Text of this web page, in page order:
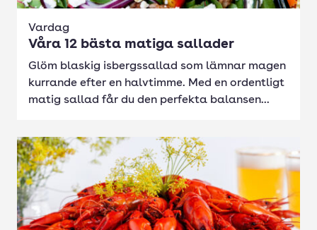
Vardag
Våra 12 bästa matiga sallader
Glöm blaskig isbergssallad som lämnar magen
kurrande efter en halvtimme. Med en ordentligt
matig sallad får du den perfekta balansen...